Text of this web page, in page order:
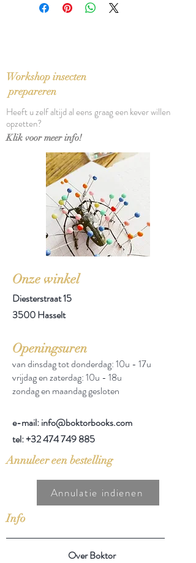
Bindwijze: Gebonden
Workshop insecten
prepareren
Heeft u zelf altijd al eens graag een kever willen
opzetten?
Klik voor meer info!
Onze winkel
Diesterstraat 15
3500 Hasselt
Openingsuren
van dinsdag tot donderdag: 10u - 17u
vrijdag en zaterdag: 10u - 18u
zondag en maandag gesloten
e-mail: info@boktorbooks.com
tel:+32 474 749 885
Annuleer een bestelling
Annulatie indienen
Info
Over Boktor